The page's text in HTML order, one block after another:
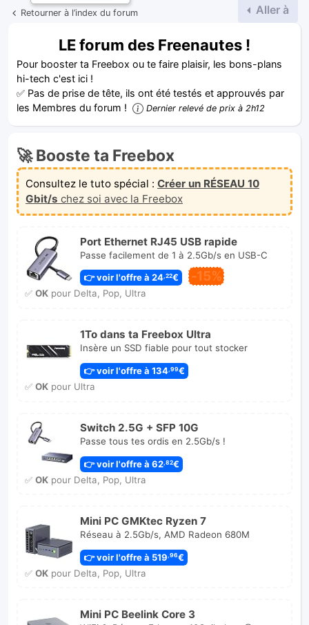
Retourner à l’index du forum Aller à
LE forum des Freenautes !
Pour booster ta Freebox ou te faire plaisir, les bons-plans
hi-tech c'est ici !
✅ Pas de prise de tête, ils ont été testés et approuvés par
les Membres du forum !
Dernier relevé de prix à 2h12
🚀 Booste ta Freebox
Consultez le tuto spécial : Créer un RÉSEAU 10
Gbit/s chez soi avec la Freebox
Port Ethernet RJ45 USB rapide
Passe facilement de 1 à 2.5Gb/s en USB-C
👉 voir l'offre à 24 ,22€ -15%
✅ OKpour Delta, Pop, Ultra
1To dans ta Freebox Ultra
Insère un SSD fiable pour tout stocker
👉 voir l'offre à 134 ,99€
✅ OKpour Ultra
Switch 2.5G + SFP 10G
Passe tous tes ordis en 2.5Gb/s !
👉 voir l'offre à 62,82€
✅ OKpour Delta, Pop, Ultra
Mini PC GMKtec Ryzen 7
Réseau à 2.5Gb/s, AMD Radeon 680M
👉 voir l'offre à 519,96€
✅ OKpour Delta, Pop, Ultra
Mini PC Beelink Core 3